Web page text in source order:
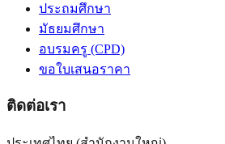
ประถมศึกษา
มัธยมศึกษา
อบรมครู (CPD)
ขอใบเสนอราคา
ติดต่อเรา